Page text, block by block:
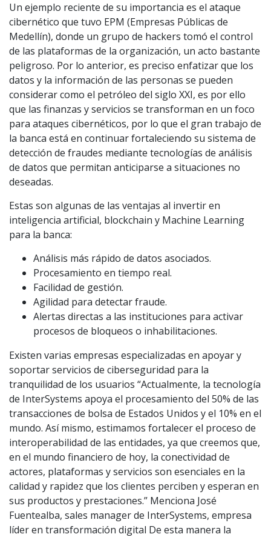
Un ejemplo reciente de su importancia es el ataque
cibernético que tuvo EPM (Empresas Públicas de
Medellín), donde un grupo de hackers tomó el control
de las plataformas de la organización, un acto bastante
peligroso. Por lo anterior, es preciso enfatizar que los
datos y la información de las personas se pueden
considerar como el petróleo del siglo XXI, es por ello
que las finanzas y servicios se transforman en un foco
para ataques cibernéticos, por lo que el gran trabajo de
la banca está en continuar fortaleciendo su sistema de
detección de fraudes mediante tecnologías de análisis
de datos que permitan anticiparse a situaciones no
deseadas.
Estas son algunas de las ventajas al invertir en
inteligencia artificial, blockchain y Machine Learning
para la banca:
Análisis más rápido de datos asociados.
Procesamiento en tiempo real.
Facilidad de gestión.
Agilidad para detectar fraude.
Alertas directas a las instituciones para activar
procesos de bloqueos o inhabilitaciones.
Existen varias empresas especializadas en apoyar y
soportar servicios de ciberseguridad para la
tranquilidad de los usuarios “Actualmente, la tecnología
de InterSystems apoya el procesamiento del 50% de las
transacciones de bolsa de Estados Unidos y el 10% en el
mundo. Así mismo, estimamos fortalecer el proceso de
interoperabilidad de las entidades, ya que creemos que,
en el mundo financiero de hoy, la conectividad de
actores, plataformas y servicios son esenciales en la
calidad y rapidez que los clientes perciben y esperan en
sus productos y prestaciones.” Menciona José
Fuentealba, sales manager de InterSystems, empresa
líder en transformación digital De esta manera la